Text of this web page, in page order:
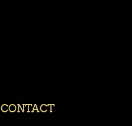
CONTACT